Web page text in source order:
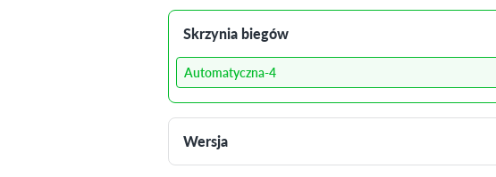
Skrzynia biegów
Automatyczna-4
Wersja